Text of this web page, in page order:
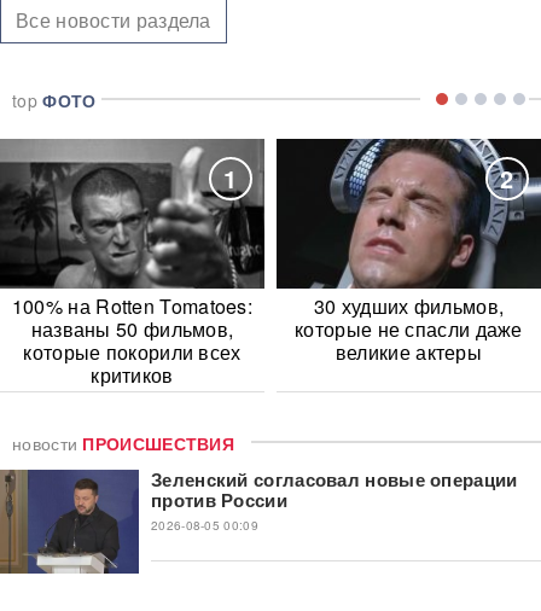
Все новости раздела
topФОТО
1
100% на Rotten Tomatoes:
названы 50 фильмов,
которые покорили всех
критиков
2
30 худших фильмов,
которые не спасли даже
великие актеры
новости ПРОИСШЕСТВИЯ
Зеленский согласовал новые операции
против России
2026-08-05 00:09